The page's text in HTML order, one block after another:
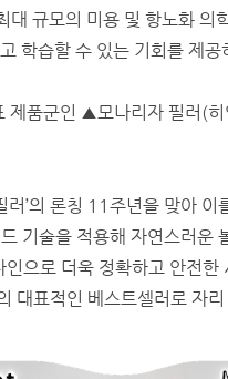
규모의 미용 및 항노화 의
학습할 수 있는 기회를 제공
제품군인 ▲모나리자 필러(
’의 론칭 11주년을 맞아
기술을 적용해 자연스러운
으로 더욱 정확하고 안전한
대표적인 베스트셀러로 자